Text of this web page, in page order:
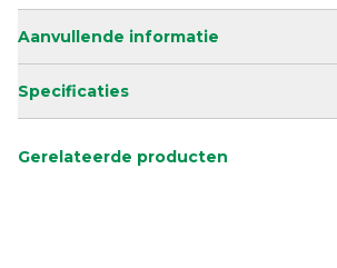
Aanvullende informatie
Specificaties
Gerelateerde producten